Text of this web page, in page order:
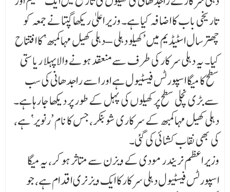
تاریخی باب کا اضافہ کیا ہے۔ وزیر اعلیٰ ریکھا گپتا نے جمعہ کو
چھترسال اسٹیڈیم میں ’کھیلو دہلی – دہلی کھیل مہاکمبھ‘ کا افتتاح
کیا۔ یہ دہلی سرکار کی طرف سے منعقد ہونے والا پہلا ریاستی
سطح کا میگا اسپورٹس فیسٹیول ہے اور اسے راجدھانی کی سب
سے بڑی نچلی سطح پر کھیلوں کی پہل کے طور پر دیکھا جا رہا ہے۔
دہلی کھیل مہاکمبھ کے سرکاری شو بنکر، جس کا نام ’رنویر‘ ہے،
کی بھی نقاب کشائی کی گئی۔
وزیر اعظم نریندر مودی کے ویزن سے متاثر ہو کر، یہ میگا
اسپورٹس فیسٹیول دہلی سرکارکا ایک ویزنری اقد ام ہے، جو